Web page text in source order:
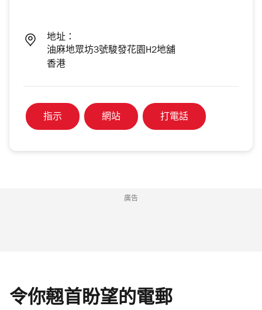
地址：
油麻地眾坊3號駿發花園H2地舖
香港
指示 網站 打電話
廣告
令你翹首盼望的電郵